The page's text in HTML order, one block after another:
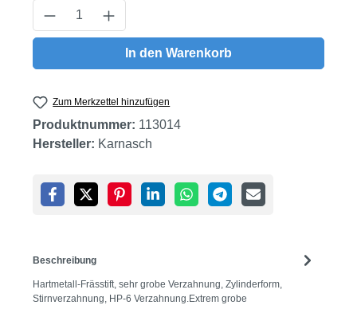
Produkt Anzahl: Gib den gewünschten
In den Warenkorb
Zum Merkzettel hinzufügen
Produktnummer: 113014
Hersteller: Karnasch
Beschreibung
Hartmetall-Frässtift, sehr grobe Verzahnung, Zylinderform,
Stirnverzahnung, HP-6 Verzahnung.Extrem grobe